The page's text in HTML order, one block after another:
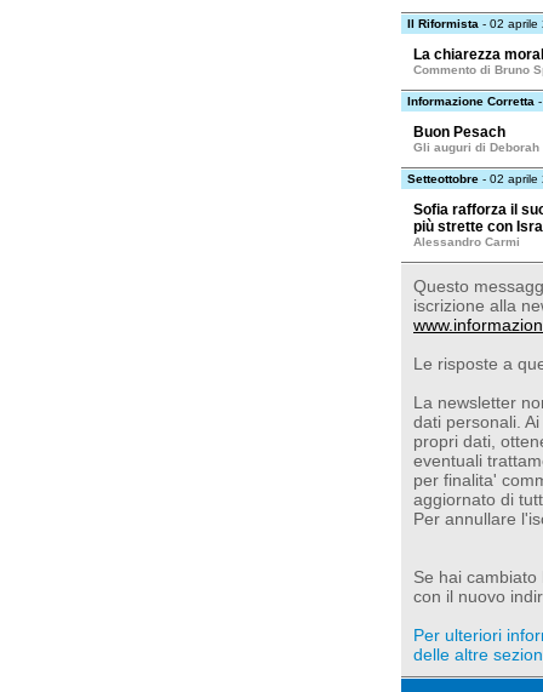
Il Riformista - 02 aprile
La chiarezza
Commento di Bruno
Informazione Corretta
Buon Pesach
Gli auguri di Deborah
Setteottobre - 02 aprile
Sofia rafforza il
più strette con
Alessandro Carmi
Questo
iscrizione alla
Le risposte a
La newsletter
dati personali.
propri dati,
eventuali
per finalita'
aggiornato di
Per annullare
Se hai
con il nuovo
Per ulteriori
delle altre